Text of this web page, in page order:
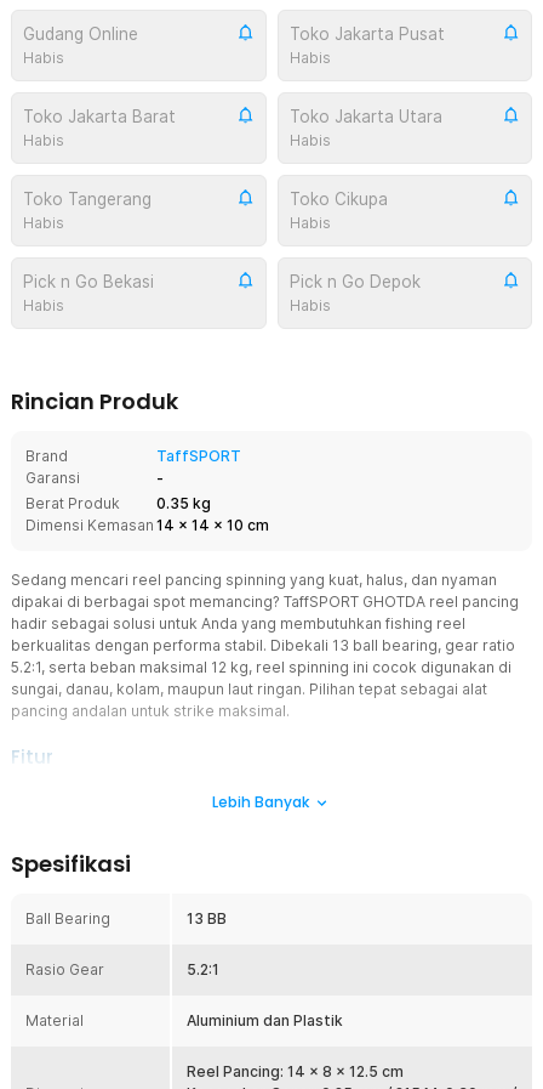
Gudang Online
Habis
Toko Jakarta Pusat
Habis
Toko Jakarta Barat
Habis
Toko Jakarta Utara
Habis
Toko Tangerang
Habis
Toko Cikupa
Habis
Pick n Go Bekasi
Habis
Pick n Go Depok
Habis
Rincian Produk
Brand
TaffSPORT
Garansi
-
Berat Produk
0.35 kg
Dimensi Kemasan 14 x 14 x 10 cm
Sedang mencari reel pancing spinning yang kuat, halus, dan nyaman
dipakai di berbagai spot memancing? TaffSPORT GHOTDA reel pancing
hadir sebagai solusi untuk Anda yang membutuhkan fishing reel
berkualitas dengan performa stabil. Dibekali 13 ball bearing, gear ratio
5.2:1, serta beban maksimal 12 kg, reel spinning ini cocok digunakan di
sungai, danau, kolam, maupun laut ringan. Pilihan tepat sebagai alat
pancing andalan untuk strike maksimal.
Fitur
pancing spinning ini memiliki perbandingan rasio gear 5.2:1 yang
akan berputar 5.2 kali setiap kali Anda memutar pegangan dalam
satu putaran penuh. Sistem ini membuat fishing reel lebih responsif
Reel pancing ini dapat menampung senar pancing dengan panjang
maupun target ikan sedang. Anda dapat menyesuaikan line sesuai
Lebih Banyak
Spesifikasi
Ball Bearing 13 BB
Rasio Gear 5.2:1
Material Aluminium dan Plastik
Reel Pancing: 14 x 8 x 12.5 cm